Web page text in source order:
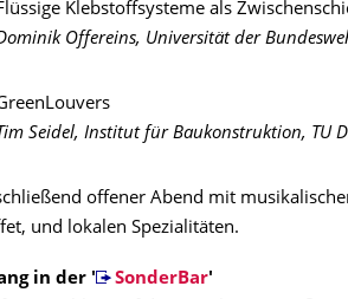
Klebstoffsysteme als
Offereins, Universität der
Seidel, Institut für Baukonstruktion, TU
offener Abend mit
und lokalen Spezialitäten.
in der ' SonderBar'